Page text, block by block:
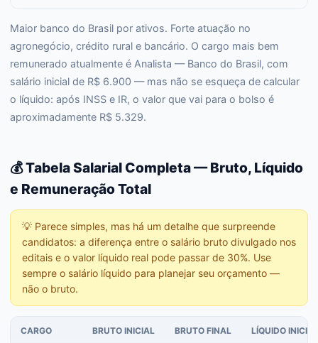
Maior banco do Brasil por ativos. Forte atuação no
agronegócio, crédito rural e bancário. O cargo mais bem
remunerado atualmente é Analista — Banco do Brasil, com
salário inicial de R$ 6.900 — mas não se esqueça de calcular
o líquido: após INSS e IR, o valor que vai para o bolso é
aproximadamente R$ 5.329.
💰 Tabela Salarial Completa — Bruto, Líquido
e Remuneração Total
💡 Parece simples, mas há um detalhe que surpreende
candidatos: a diferença entre o salário bruto divulgado nos
editais e o valor líquido real pode passar de 30%. Use
sempre o salário líquido para planejar seu orçamento —
não o bruto.
CARGO BRUTO INICIAL BRUTO FINAL LÍQUIDO INICIAL